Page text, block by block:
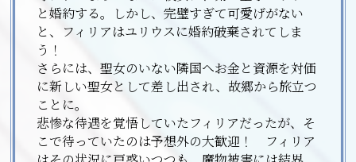
と婚約する。しかし、完璧すぎて可愛げがない
と、フィリアはユリウスに婚約破棄されてしま
う！
さらには、聖女のいない隣国へお金と資源を対価
に新しい聖女として差し出され、故郷から旅立つ
ことに――。
悲惨な待遇を覚悟していたフィリアだったが、そ
こで待っていたのは予想外の大歓迎！ フィリア